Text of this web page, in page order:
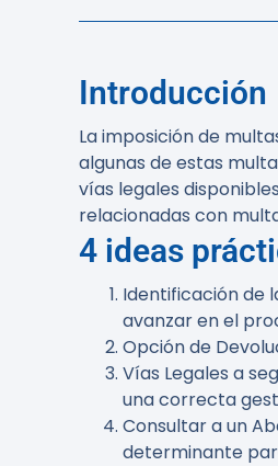
Introducción
La imposición de
algunas de estas
vías legales
relacionadas con
4 ideas
Identificación de
avanzar en el
Opción de
Vías Legales a
una correcta
Consultar a un
determinante